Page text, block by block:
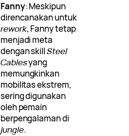
Fanny: Meskipun
direncanakan untuk
rework, Fanny tetap
menjadi meta
dengan skillSteel
Cablesyang
memungkinkan
mobilitas ekstrem,
sering digunakan
oleh pemain
berpengalaman di
jungle.